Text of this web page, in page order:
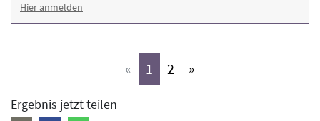
Hier anmelden
« 1 (aktiv)
2 (aktiv)
»
Ergebnis jetzt teilen